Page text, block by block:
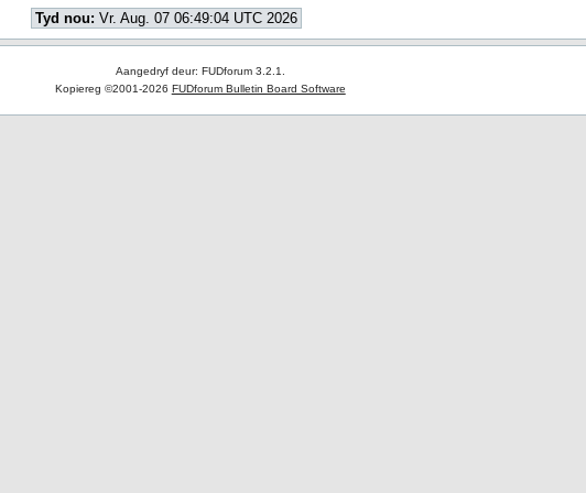
Tyd nou: Vr. Aug. 07 06:49:04 UTC 2026
Aangedryf deur: FUDforum 3.2.1.
Kopiereg ©2001-2026 FUDforum Bulletin Board Software